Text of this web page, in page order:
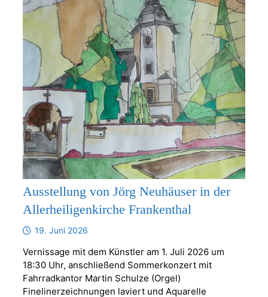
Ausstellung von Jörg Neuhäuser in der
Allerheiligenkirche Frankenthal
19. Juni 2026
Vernissage mit dem Künstler am 1. Juli 2026 um
18:30 Uhr, anschließend Sommerkonzert mit
Fahrradkantor Martin Schulze (Orgel)
Finelinerzeichnungen laviert und Aquarelle